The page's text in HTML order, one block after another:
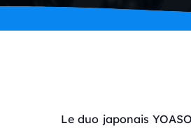
Le duo japonais